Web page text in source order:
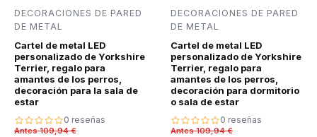
DECORACIONES DE PARED
DE METAL
Cartel de metal LED
personalizado de Yorkshire
Terrier, regalo para
amantes de los perros,
decoración para la sala de
estar
0 reseñas
Antes 109,94 €
DECORACIONES DE PARED
DE METAL
Cartel de metal LED
personalizado de Yorkshire
Terrier, regalo para
amantes de los perros,
decoración para dormitorio
o sala de estar
0 reseñas
Antes 109,94 €